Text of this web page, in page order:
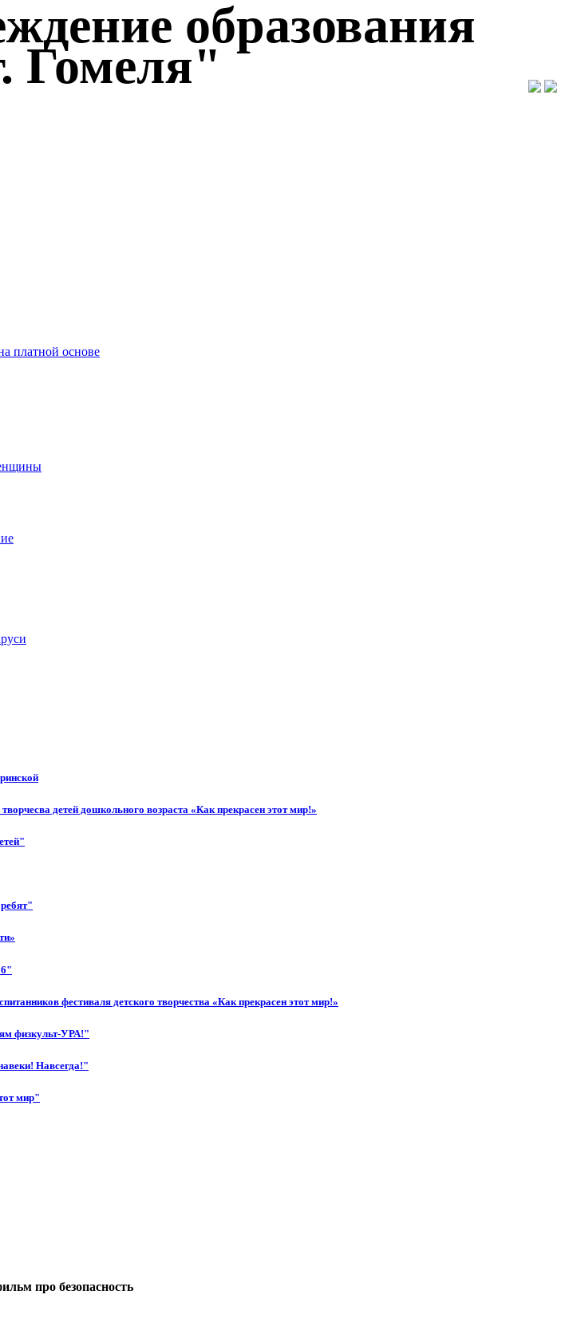
образования
Гомеля"
платной основе
детей дошкольного возраста «Как прекрасен этот мир!»
фестиваля детского творчества «Как прекрасен этот мир!»
физкульт-УРА!"
Навсегда!"
мир"
про безопасность